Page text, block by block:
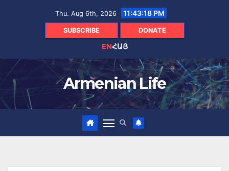
Thu. Aug 6th, 2026 11:43:19 PM
SUBSCRIBE DONATE
ENՀԱՅ
Armenian Life